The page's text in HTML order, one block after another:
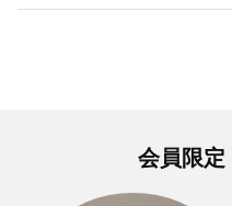
会員限定